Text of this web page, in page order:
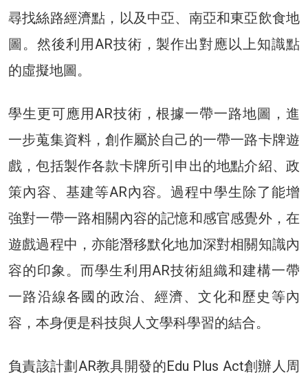
尋找絲路經濟點，以及中亞、南亞和東亞飲食地
圖。然後利用AR技術，製作出對應以上知識點
的虛擬地圖。
學生更可應用AR技術，根據一帶一路地圖，進
一步蒐集資料，創作屬於自己的一帶一路卡牌遊
戲，包括製作各款卡牌所引申出的地點介紹、政
策內容、基建等AR內容。過程中學生除了能增
強對一帶一路相關內容的記憶和感官感覺外，在
遊戲過程中，亦能潛移默化地加深對相關知識內
容的印象。而學生利用AR技術組織和建構一帶
一路沿線各國的政治、經濟、文化和歷史等內
容，本身便是科技與人文學科學習的結合。
負責該計劃AR教具開發的Edu Plus Act創辦人周